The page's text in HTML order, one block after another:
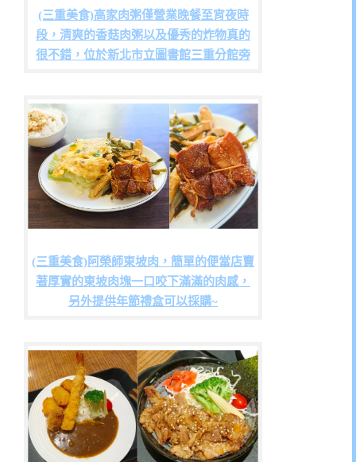
(三重美食)高家肉粥僅營業晚餐至宵夜時
段，清爽的香菇肉粥以及優秀的炸物真的
很不錯，位於新北市立圖書館三重分館旁
(三重美食)阿榮師東坡肉，簡單的便當店賣
著厚實的東坡肉塊一口咬下滿滿的肉感，
另外提供年節禮盒可以採購~